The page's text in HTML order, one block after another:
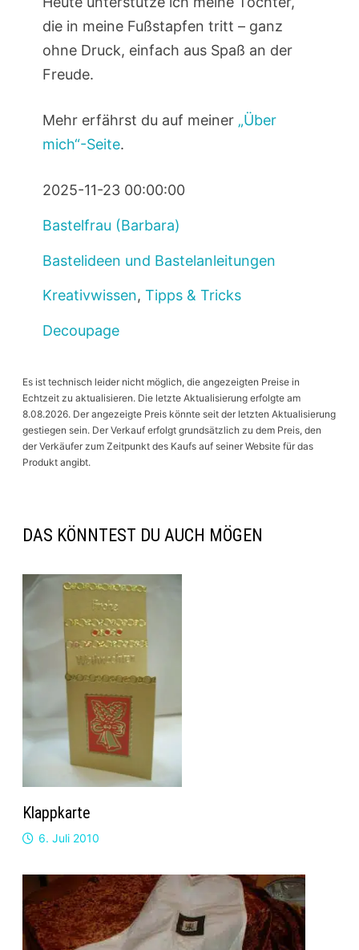
die in meine Fußstapfen tritt – ganz
ohne Druck, einfach aus Spaß an der
Freude.
Mehr erfährst du auf meiner „Über
mich“-Seite.
2025-11-23 00:00:00
Bastelfrau (Barbara)
Bastelideen und Bastelanleitungen
Kreativwissen, Tipps & Tricks
Decoupage
Es ist technisch leider nicht möglich, die angezeigten Preise in
Echtzeit zu aktualisieren. Die letzte Aktualisierung erfolgte am
8.08.2026. Der angezeigte Preis könnte seit der letzten Aktualisierung
gestiegen sein. Der Verkauf erfolgt grundsätzlich zu dem Preis, den
der Verkäufer zum Zeitpunkt des Kaufs auf seiner Website für das
Produkt angibt.
DAS KÖNNTEST DU AUCH MÖGEN
Klappkarte
6. Juli 2010